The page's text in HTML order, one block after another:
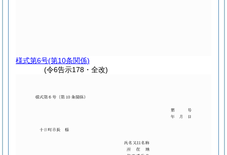
様式第6号(第10条関係)
(令6告示178・全改)